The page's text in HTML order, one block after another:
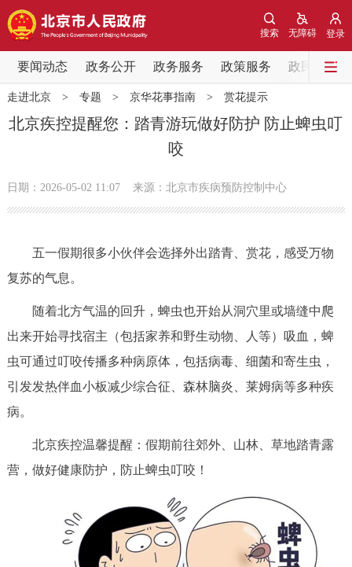
登录
无障碍
搜索
要闻动态 政务公开 政务服务 政策服务 政民互动
要闻动态
党中央精神 国务院信息 中央部委动态
会议信息
市领导
决策公开 专题公开
个人服务 法人服务 部门服务
利企服务 投资项目
中介服务 阳光政务
走进北京> 专题 > 京华花事指南> 赏花提示
北京疾控提醒您：踏青游玩做好防护 防止蜱虫叮
咬
日期：2026-05-02 11:07 来源：北京市疾病预防控制中心
五一假期很多小伙伴会选择外出踏青、赏花，感受万物
复苏的气息。
随着北方气温的回升，蜱虫也开始从洞穴里或墙缝中爬
出来开始寻找宿主（包括家养和野生动物、人等）吸血，蜱
虫可通过叮咬传播多种病原体，包括病毒、细菌和寄生虫，
引发发热伴血小板减少综合征、森林脑炎、莱姆病等多种疾
病。
北京疾控温馨提醒：假期前往郊外、山林、草地踏青露
营，做好健康防护，防止蜱虫叮咬！